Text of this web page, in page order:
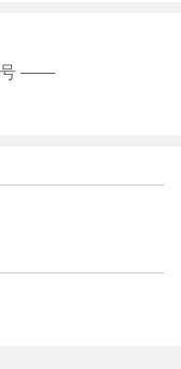
号 ——